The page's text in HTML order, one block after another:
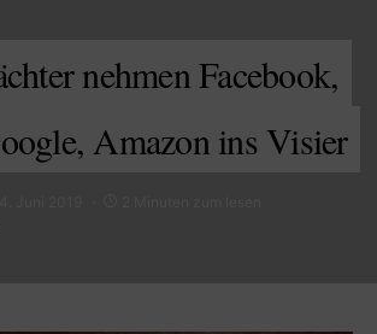
nehmen Facebook,
Amazon ins Visier